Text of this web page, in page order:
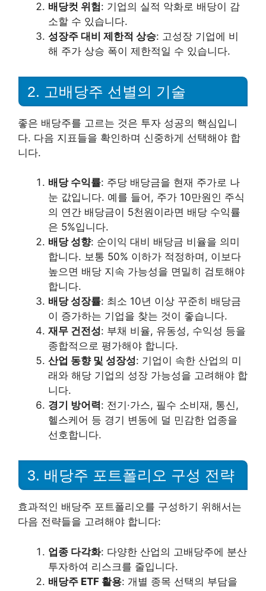
배당컷 위험: 기업의 실적 악화로 배당이 감
소할 수 있습니다.
성장주 대비 제한적 상승: 고성장 기업에 비
해 주가 상승 폭이 제한적일 수 있습니다.
2. 고배당주 선별의 기술
좋은 배당주를 고르는 것은 투자 성공의 핵심입니
다. 다음 지표들을 확인하며 신중하게 선택해야 합
니다.
배당 수익률: 주당 배당금을 현재 주가로 나
눈 값입니다. 예를 들어, 주가 10만원인 주식
의 연간 배당금이 5천원이라면 배당 수익률
은 5%입니다.
배당 성향: 순이익 대비 배당금 비율을 의미
합니다. 보통 50% 이하가 적정하며, 이보다
높으면 배당 지속 가능성을 면밀히 검토해야
합니다.
배당 성장률: 최소 10년 이상 꾸준히 배당금
이 증가하는 기업을 찾는 것이 좋습니다.
재무 건전성: 부채 비율, 유동성, 수익성 등을
종합적으로 평가해야 합니다.
산업 동향 및 성장성: 기업이 속한 산업의 미
래와 해당 기업의 성장 가능성을 고려해야 합
니다.
경기 방어력: 전기·가스, 필수 소비재, 통신,
헬스케어 등 경기 변동에 덜 민감한 업종을
선호합니다.
3. 배당주 포트폴리오 구성 전략
효과적인 배당주 포트폴리오를 구성하기 위해서는
다음 전략들을 고려해야 합니다:
업종 다각화: 다양한 산업의 고배당주에 분산
투자하여 리스크를 줄입니다.
배당주 ETF 활용: 개별 종목 선택의 부담을